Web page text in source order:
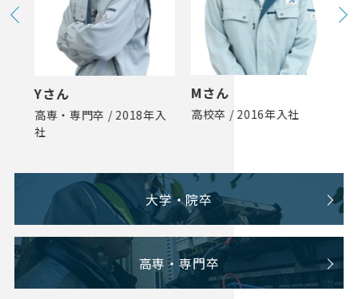
Yさん
高専・専門卒 / 2018年入
社
Mさん
高校卒 / 2016年入社
大学・院卒
高専・専門卒